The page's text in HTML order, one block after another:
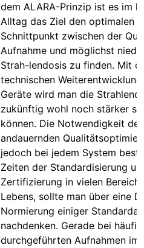
dem ALARA-Prinzip ist es im
Alltag das Ziel den optimalen
Schnittpunkt zwischen der
Aufnahme und möglichst
Strah-lendosis zu finden. Mit
technischen
Geräte wird man die
zukünftig wohl noch stärker
können. Die Notwendigkeit der
andauernden
jedoch bei jedem System
Zeiten der Standardisierung
Zertifizierung in vielen
Lebens, sollte man über eine
Normierung einiger
nachdenken. Gerade bei häufig
durchgeführten Aufnahmen im